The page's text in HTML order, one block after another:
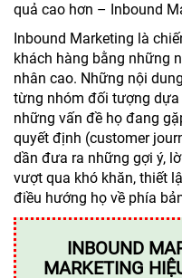
quả cao hơn – Inbound
Inbound Marketing là
khách hàng bằng những
nhân cao. Những nội
từng nhóm đối tượng
những vấn đề họ đang
quyết định (customer
dần đưa ra những gợi ý,
vượt qua khó khăn, thiết
điều hướng họ về phía
INBOUND
MARKETING